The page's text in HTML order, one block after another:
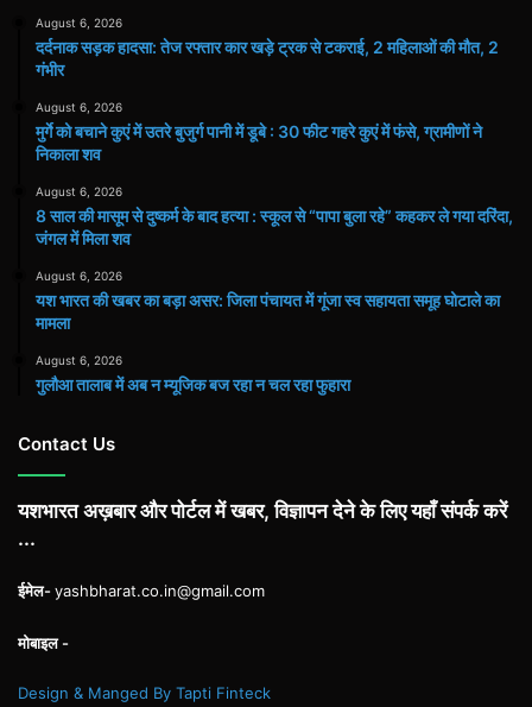
August 6, 2026
दर्दनाक सड़क हादसा: तेज रफ्तार कार खड़े ट्रक से टकराई, 2 महिलाओं की मौत, 2
गंभीर
August 6, 2026
मुर्गे को बचाने कुएं में उतरे बुजुर्ग पानी में डूबे : 30 फीट गहरे कुएं में फंसे, ग्रामीणों ने
निकाला शव
August 6, 2026
8 साल की मासूम से दुष्कर्म के बाद हत्या : स्कूल से “पापा बुला रहे” कहकर ले गया दरिंदा,
जंगल में मिला शव
August 6, 2026
यश भारत की खबर का बड़ा असर: जिला पंचायत में गूंजा स्व सहायता समूह घोटाले का
मामला
August 6, 2026
गुलौआ तालाब में अब न म्यूजिक बज रहा न चल रहा फुहारा
Contact Us
यशभारत अख़बार और पोर्टल में खबर, विज्ञापन देने के लिए यहाँ संपर्क करें
...
ईमेल-yashbharat.co.in@gmail.com
मोबाइल -
Design & Manged By Tapti Finteck